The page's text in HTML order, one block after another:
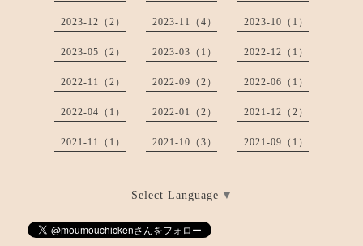
2023-12（2） 2023-11（4） 2023-10（1）
2023-05（2） 2023-03（1） 2022-12（1）
2022-11（2） 2022-09（2） 2022-06（1）
2022-04（1） 2022-01（2） 2021-12（2）
2021-11（1） 2021-10（3） 2021-09（1）
Select Language ▼